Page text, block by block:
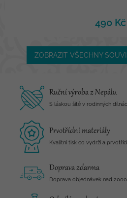
490 Kč
ZOBRAZIT VŠECHNY
Ruční výroba z Nepálu
S láskou šité v rodinných
Prvotřídní materiály
Kvalitní tisk co vydrží a
Doprava zdarma
Doprava objednávek nad 2000